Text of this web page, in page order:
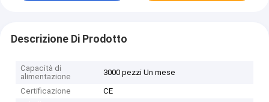
Descrizione Di Prodotto
Capacità di
alimentazione
3000 pezzi Un mese
Certificazione
CE